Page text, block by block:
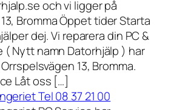
och vi ligger på
Bromma Öppet tider Starta
dej. Vi reparera din PC &
( Nytt namn Datorhjälp ) har
13, Bromma.
Låt oss […]
Tel 08 37 21 00